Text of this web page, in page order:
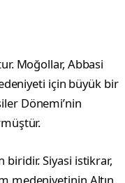
Moğollar, Abbasi
için büyük bir
Dönemi’nin
Siyasi istikrar,
medeniyetinin Altın